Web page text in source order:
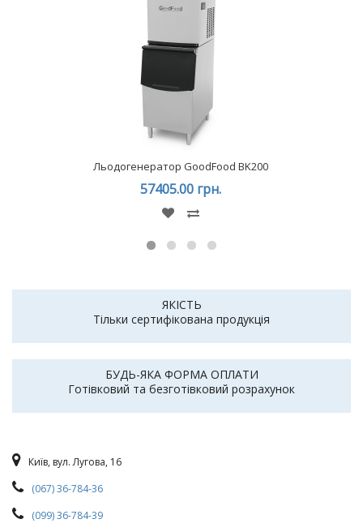
Льодогенератор GoodFood BK200
57405.00 грн.
ЯКІСТЬ
Тільки сертифікована продукція
БУДЬ-ЯКА ФОРМА ОПЛАТИ
Готівковий та безготівковий розрахунок
Київ, вул. Лугова, 16
(067) 36-784-36
(099) 36-784-39